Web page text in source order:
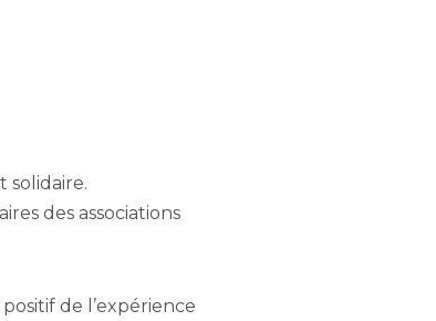
solidaire.
des associations
de l’expérience